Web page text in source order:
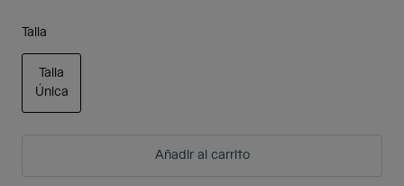
Talla
Talla
Única
Añadir al carrito